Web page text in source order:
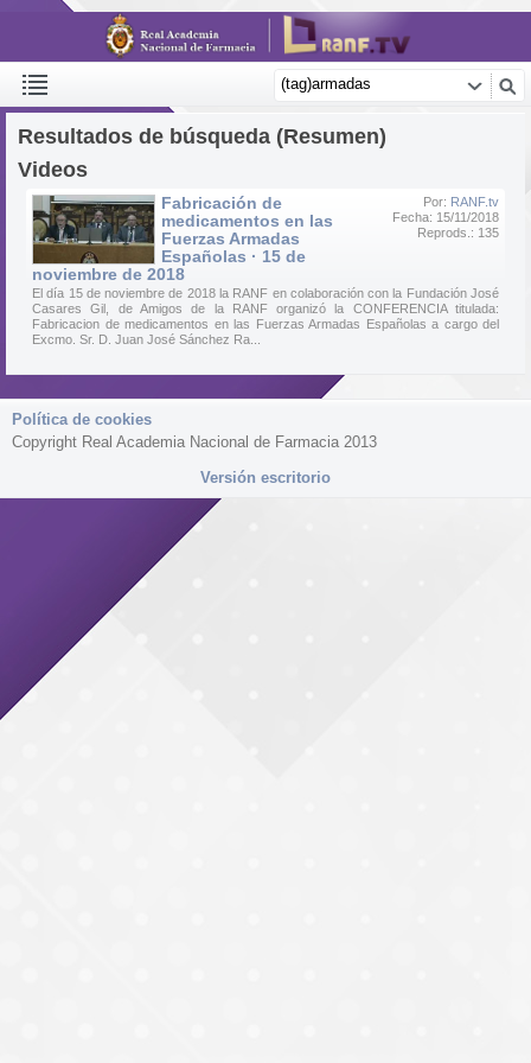
Resultados de búsqueda (Resumen)
Videos
Por: RANF.tv
Fecha: 15/11/2018
Reprods.: 135
Fabricación de
medicamentos en las
Fuerzas Armadas
Españolas · 15 de
noviembre de 2018
El día 15 de noviembre de 2018 la RANF en colaboración con la Fundación José
Casares Gil, de Amigos de la RANF organizó la CONFERENCIA titulada:
Fabricacion de medicamentos en las Fuerzas Armadas Españolas a cargo del
Excmo. Sr. D. Juan José Sánchez Ra...
Política de cookies
Copyright Real Academia Nacional de Farmacia 2013
Versión escritorio